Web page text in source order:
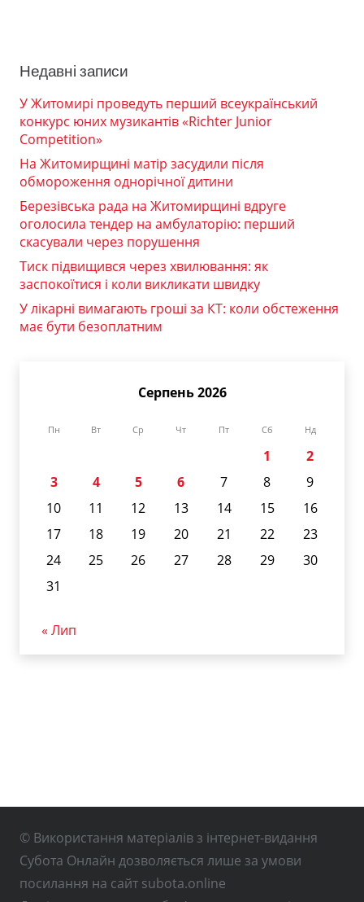
Недавні записи
У Житомирі проведуть перший всеукраїнський
конкурс юних музикантів «Richter Junior
Competition»
На Житомирщині матір засудили після
обмороження однорічної дитини
Березівська рада на Житомирщині вдруге
оголосила тендер на амбулаторію: перший
скасували через порушення
Тиск підвищився через хвилювання: як
заспокоїтися і коли викликати швидку
У лікарні вимагають гроші за КТ: коли обстеження
має бути безоплатним
Серпень 2026
Пн Вт Ср Чт Пт Сб Нд
1
2
3
4 5 6 7 8
9
10
11 12 13 14 15
16
17
18 19 20 21 22
23
24
25 26 27 28 29
30
31
« Лип
© Використання матеріалів з інтернет-видання
Субота Онлайн дозволяється лише за умови
посилання на сайт subota.online